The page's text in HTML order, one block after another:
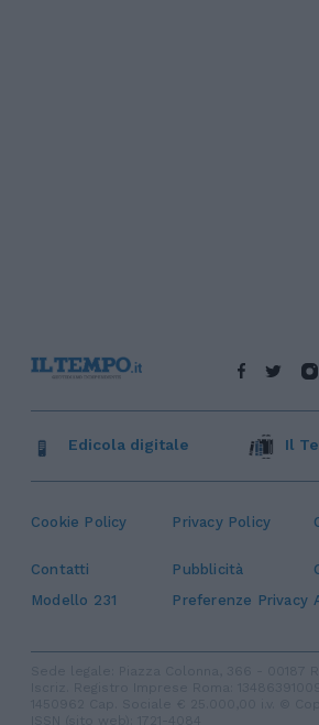
Cookie Policy Privacy Policy
Contatti Pubblicità
Modello 231
Preferenze Privacy
Edicola digitale Il